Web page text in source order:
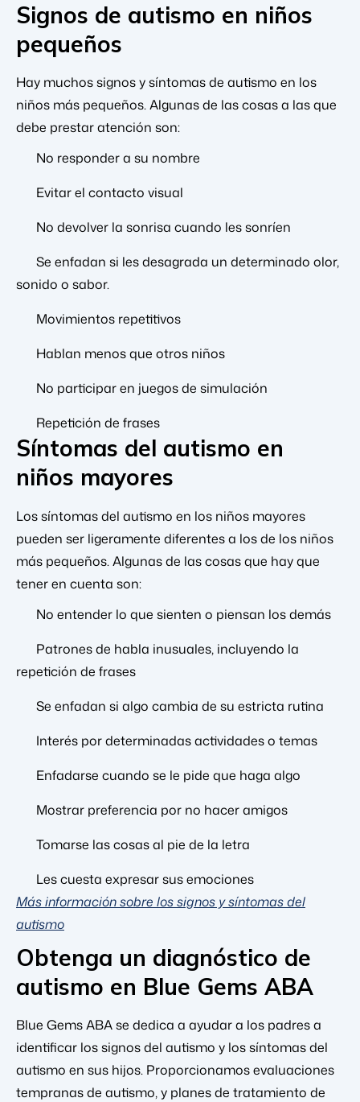
Signos de autismo en niños
pequeños
Hay muchos signos y síntomas de autismo en los
niños más pequeños. Algunas de las cosas a las que
debe prestar atención son:
No responder a su nombre
Evitar el contacto visual
No devolver la sonrisa cuando les sonríen
Se enfadan si les desagrada un determinado olor,
sonido o sabor.
Movimientos repetitivos
Hablan menos que otros niños
No participar en juegos de simulación
Repetición de frases
Síntomas del autismo en
niños mayores
Los síntomas del autismo en los niños mayores
pueden ser ligeramente diferentes a los de los niños
más pequeños. Algunas de las cosas que hay que
tener en cuenta son:
No entender lo que sienten o piensan los demás
Patrones de habla inusuales, incluyendo la
repetición de frases
Se enfadan si algo cambia de su estricta rutina
Interés por determinadas actividades o temas
Enfadarse cuando se le pide que haga algo
Mostrar preferencia por no hacer amigos
Tomarse las cosas al pie de la letra
Les cuesta expresar sus emociones
Más información sobre los signos y síntomas del
autismo
Obtenga un diagnóstico de
autismo en Blue Gems ABA
Blue Gems ABA se dedica a ayudar a los padres a
identificar los signos del autismo y los síntomas del
autismo en sus hijos. Proporcionamos evaluaciones
tempranas de autismo, y planes de tratamiento de